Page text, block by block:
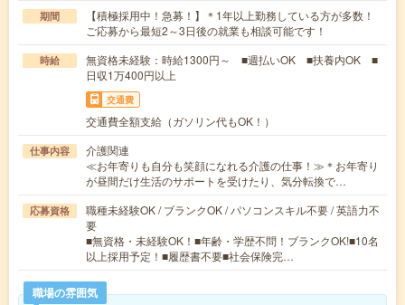
期間
【積極採用中！急募！】＊1年以上勤務している方が多数！
ご応募から最短2～3日後の就業も相談可能です！
時給
無資格未経験：時給1300円～ ■週払いOK ■扶養内OK ■
日収1万400円以上
交通費
交通費全額支給（ガソリン代もOK！）
仕事内容
介護関連
≪お年寄りも自分も笑顔になれる介護の仕事！≫＊お年寄り
が昼間だけ生活のサポートを受けたり、気分転換で…
応募資格
職種未経験OK / ブランクOK / パソコンスキル不要 / 英語力不
要
■無資格・未経験OK！■年齢・学歴不問！ブランクOK!■10名
以上採用予定！■履歴書不要■社会保険完…
職場の雰囲気